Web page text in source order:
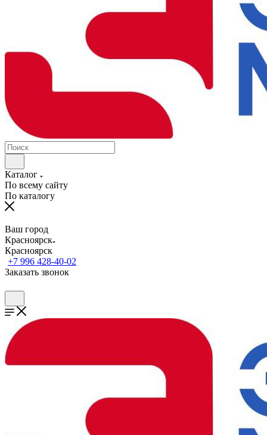
Каталог
По всему сайту
По каталогу
Ваш город
Красноярск
Красноярск
+7 996 428-40-02
Заказать звонок